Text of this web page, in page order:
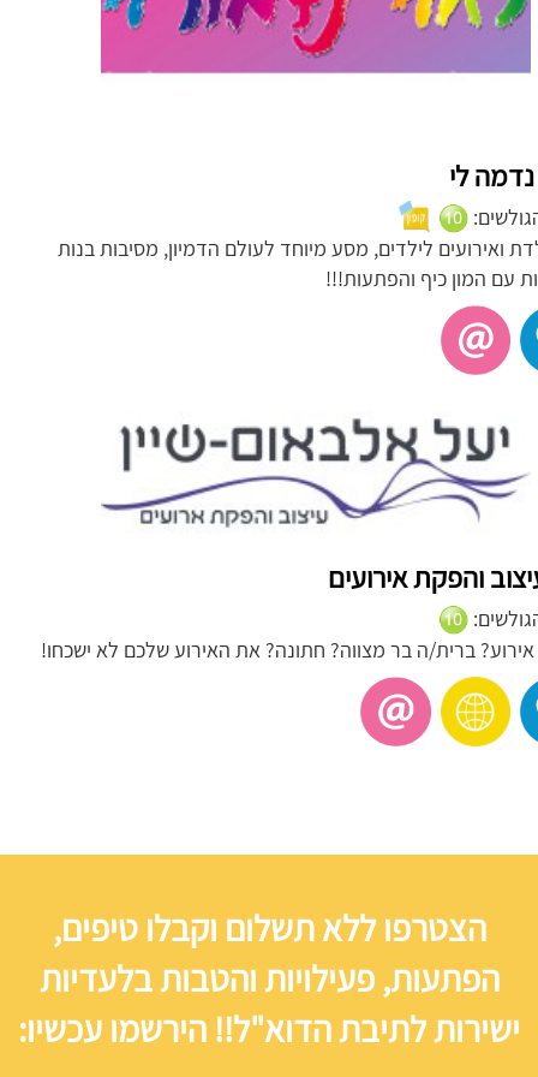
לי
ואירועים לילדים, מסע מיוחד לעולם הדמיון, מסיבות בנות
עם המון כיף והפתעות!!!
והפקת אירועים
אירוע? ברית/ה בר מצווה? חתונה? את האירוע שלכם לא ישכחו!
הצטרפו ללא תשלום וקבלו טיפים,
הפתעות, פעילויות והטבות בלעדיות
ישירות לתיבת הדוא"ל!! הירשמו עכשיו: